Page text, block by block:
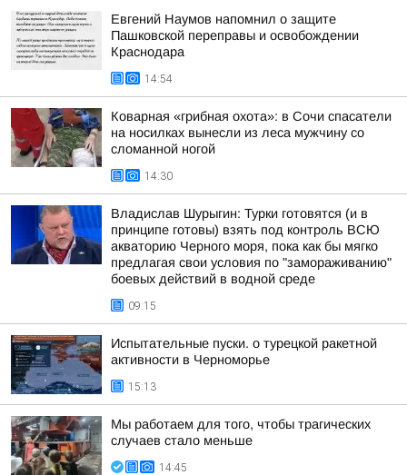
Евгений Наумов напомнил о защите
Пашковской переправы и освобождении
Краснодара
14:54
Коварная «грибная охота»: в Сочи спасатели
на носилках вынесли из леса мужчину со
сломанной ногой
14:30
Владислав Шурыгин: Турки готовятся (и в
принципе готовы) взять под контроль ВСЮ
акваторию Черного моря, пока как бы мягко
предлагая свои условия по "замораживанию"
боевых действий в водной среде
09:15
Испытательные пуски. о турецкой ракетной
активности в Черноморье
15:13
Мы работаем для того, чтобы трагических
случаев стало меньше
14:45